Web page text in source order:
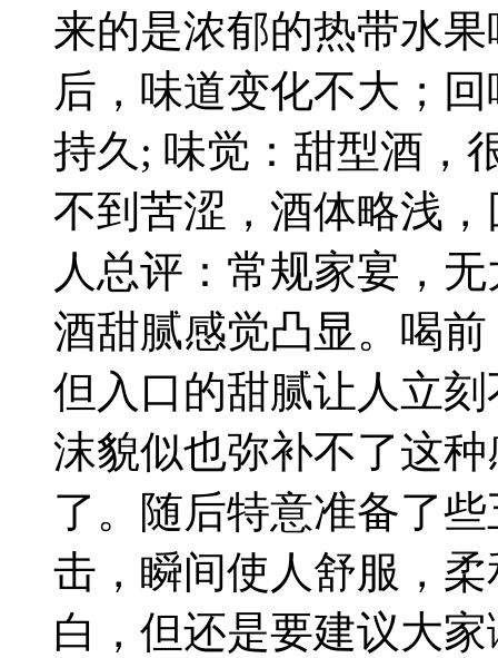
来的是浓郁的热带水
后，味道变化不大；
持久; 味觉：甜型酒，
不到苦涩，酒体略浅
人总评：常规家宴，
酒甜腻感觉凸显。喝
但入口的甜腻让人立
沫貌似也弥补不了这
了。随后特意准备了
击，瞬间使人舒服，
白，但还是要建议大